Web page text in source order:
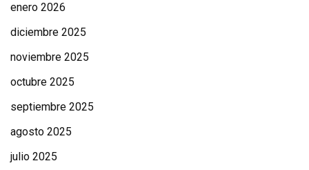
enero 2026
diciembre 2025
noviembre 2025
octubre 2025
septiembre 2025
agosto 2025
julio 2025